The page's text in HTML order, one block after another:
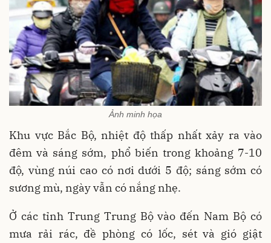
Ảnh minh họa
Khu vực Bắc Bộ, nhiệt độ thấp nhất xảy ra vào
đêm và sáng sớm, phổ biến trong khoảng 7-10
độ, vùng núi cao có nơi dưới 5 độ; sáng sớm có
sương mù, ngày vẫn có nắng nhẹ.
Ở các tỉnh Trung Trung Bộ vào đến Nam Bộ có
mưa rải rác, đề phòng có lốc, sét và gió giật